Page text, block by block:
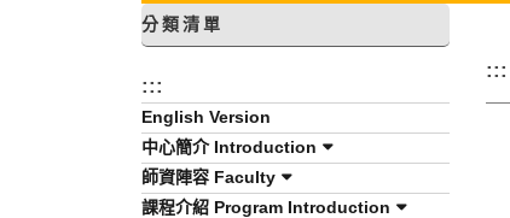
分類清單
:::
English Version
中心簡介 Introduction
師資陣容 Faculty
課程介紹 Program Introduction
:::